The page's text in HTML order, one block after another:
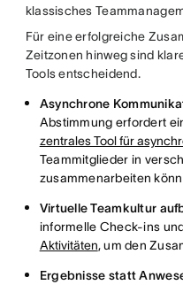
klassisches
Für eine erfolgreiche
Zeitzonen hinweg sind
Tools entscheidend.
Asynchrone
Abstimmung erfordert
zentrales Tool für
Teammitglieder in
zusammenarbeiten
Virtuelle Teamkultur
informelle Check-ins
Aktivitäten, um den
Ergebnisse statt